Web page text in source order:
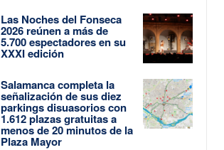
Las Noches del Fonseca
2026 reúnen a más de
5.700 espectadores en su
XXXI edición
Salamanca completa la
señalización de sus diez
parkings disuasorios con
1.612 plazas gratuitas a
menos de 20 minutos de la
Plaza Mayor